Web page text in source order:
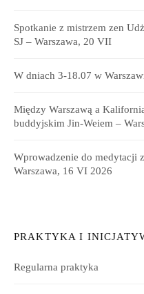
Spotkanie z mistrzem zen
SJ – Warszawa, 20 VII
W dniach 3-18.07 w
Między Warszawą a
buddyjskim Jin-Weiem –
Wprowadzenie do medytacji
Warszawa, 16 VI 2026
PRAKTYKA I
Regularna praktyka